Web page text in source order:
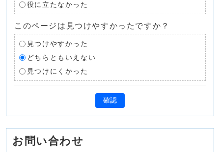
役に立たなかった
このページは見つけやすかったですか？
見つけやすかった
どちらともいえない
見つけにくかった
確認
お問い合わせ